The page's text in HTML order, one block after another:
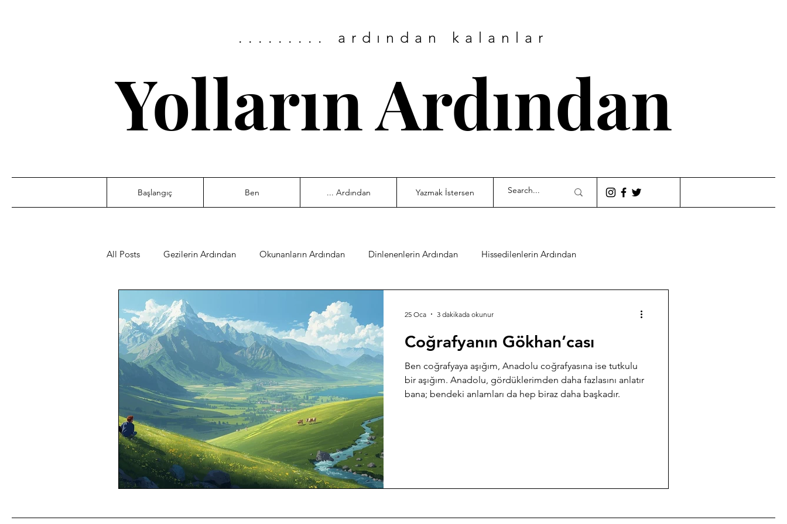
......... ardından kalanlar
Yolların Ardından
Başlangıç Ben ... Ardından Yazmak İstersen
All Posts Gezilerin Ardından Okunanların Ardından Dinlenenlerin Ardından Hissedilenlerin Ardından
Coğrafyanın Gökhan’cası
Ben coğrafyaya aşığım, Anadolu coğrafyasına ise tutkulu
bir aşığım. Anadolu, gördüklerimden daha fazlasını anlatır
bana; bendeki anlamları da hep biraz daha başkadır.
25 Oca 3 dakikada okunur